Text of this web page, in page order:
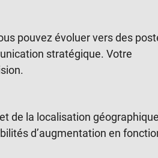
pouvez évoluer vers des
stratégique. Votre
de la localisation
d’augmentation en